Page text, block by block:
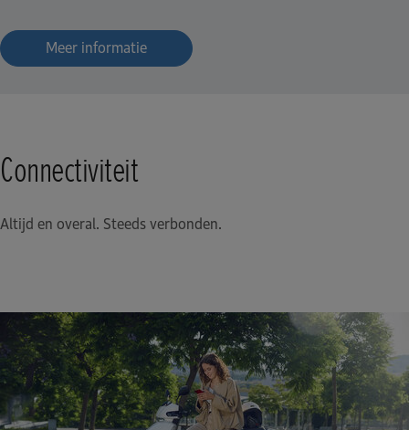
Meer informatie
Connectiviteit
Altijd en overal. Steeds verbonden.